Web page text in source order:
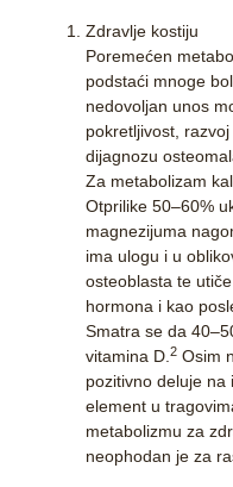
Zdravlje kostiju
Poremećen
podstaći mnoge
nedovoljan unos
pokretljivost,
dijagnozu
Za metabolizam
Otprilike 50–60%
magnezijuma
ima ulogu i u
osteoblasta te
hormona i kao
Smatra se da
vitamina D.2 Osim
pozitivno deluje na
element u
metabolizmu za
neophodan je za